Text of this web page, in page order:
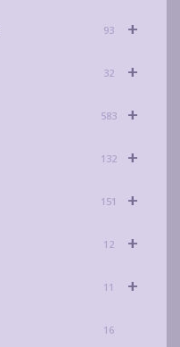
+
93
+
32
+
583
+
132
+
151
+
12
+
11
16